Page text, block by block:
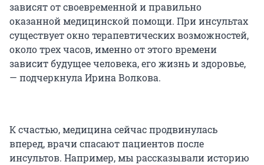
зависят от своевременной и правильно
оказанной медицинской помощи. При инсультах
существует окно терапевтических возможностей,
около трех часов, именно от этого времени
зависит будущее человека, его жизнь и здоровье,
— подчеркнула Ирина Волкова.
К счастью, медицина сейчас продвинулась
вперед, врачи спасают пациентов после
инсультов. Например, мы рассказывали историю